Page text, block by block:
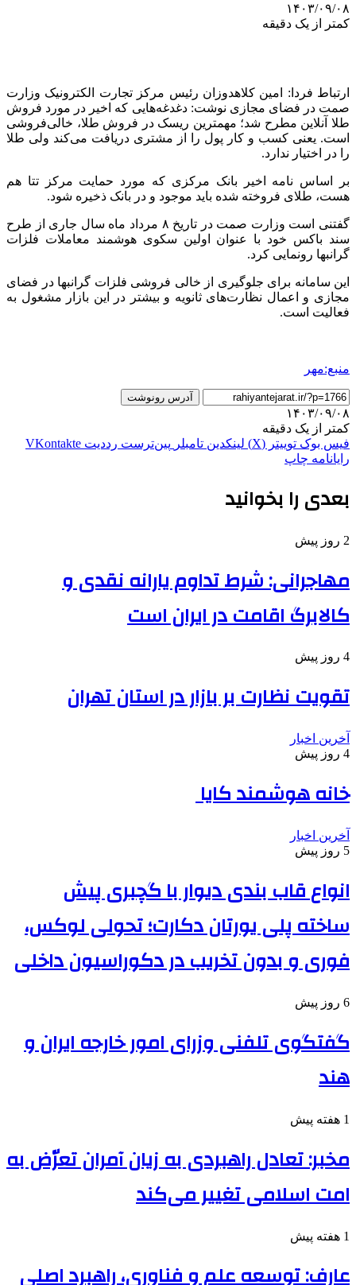
۱۴۰۳/۰۹/۰۸
کمتر از یک دقیقه
ارتباط فردا: امینکلاهدوزان رئیس مرکز تجارت الکترونیک وزارت
صمت در فضای مجازی نوشت: دغدغه‌هایی که اخیر در مورد فروش
‎طلا آنلاین مطرح شد؛ مهمترین ریسک در فروش طلا، ‎خالی‌فروشی
است. یعنی کسب و کار پول را از مشتری دریافت می‌کند ولی طلا
را در اختیار ندارد.
بر اساس نامه اخیر بانک مرکزی که مورد حمایت مرکزتتا هم
هست، طلای فروخته شده باید موجود و در بانک ذخیره شود.
گفتنی است وزارت صمت
در تاریخ ۸ مرداد ماه سال جاری از طرح
سند باکس خود با عنوان اولین سکوی هوشمند معاملات فلزات
گرانبها رونمایی کرد.
این سامانه برای جلوگیری از خالی فروشی فلزات گرانبها در فضای
مجازی و اعمال نظارت‌های ثانویه و بیشتر در این بازار مشغول به
فعالیت است.
منبع:مهر
آدرس رونوشت
۱۴۰۳/۰۹/۰۸
کمتر از یک دقیقه
فیس بوک توییتر (X) لینکدین ‫تامبلر ‫پین‌ترست ‫رددیت ‫VKontakte
رایانامه چاپ
بعدی را بخوانید
2 روز پیش
مهاجرانی: شرط تداوم یارانه نقدی و
کالابرگ اقامت در ایران است
4 روز پیش
تقویت نظارت بر بازار در استان تهران
آخرین اخبار
4 روز پیش
خانه هوشمند کایا
آخرین اخبار
5 روز پیش
انواع قاب بندی دیوار با گچبری پیش
ساخته پلی یورتان دکارت؛ تحولی لوکس،
فوری و بدون تخریب در دکوراسیون داخلی
6 روز پیش
گفتگوی تلفنی وزرای امور خارجه ایران و
هند
1 هفته پیش
مخبر: تعادل راهبردی به زیان آمران تعرّض به
امت اسلامی تغییر می‌کند
1 هفته پیش
عارف: توسعه علم و فناوری، راهبرد اصلی